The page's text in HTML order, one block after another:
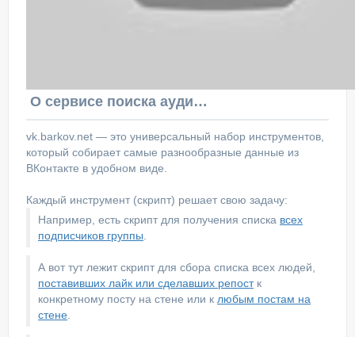
О сервисе поиска аудитории ВКонтакте
vk.barkov.net — это универсальный набор инструментов,
который собирает самые разнообразные данные из
ВКонтакте в удобном виде.
Каждый инструмент (скрипт) решает свою задачу:
Например, есть скрипт для получения списка всех
подписчиков группы
А вот тут лежит скрипт для сбора списка всех людей,
поставивших лайк или сделавших репостк
конкретному посту на стене или к любым постам на
стене